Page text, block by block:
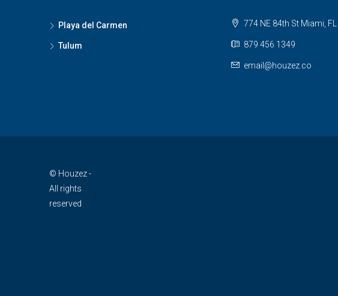
Playa del Carmen
Tulum
774 NE 84th St Miami,
879 456 1349
email@houzez.co
© Houzez -
All rights
reserved